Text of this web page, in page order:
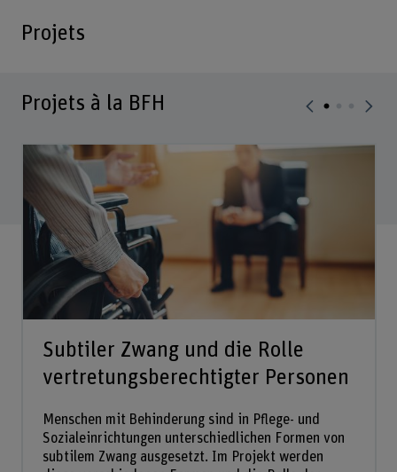
Projets
Projets à la BFH
Subtiler Zwang und die Rolle
vertretungsberechtigter Personen
Menschen mit Behinderung sind in Pflege- und
Sozialeinrichtungen unterschiedlichen Formen von
subtilem Zwang ausgesetzt. Im Projekt werden